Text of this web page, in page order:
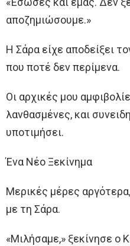
αποζημιώσουμε.»
Η Σάρα είχε αποδείξει
που ποτέ δεν περίμενα.
Οι αρχικές μου
λανθασμένες, και
υποτιμήσει.
Ένα Νέο Ξεκίνημα
Μερικές μέρες
με τη Σάρα.
«Μιλήσαμε,» ξεκίνησε ο